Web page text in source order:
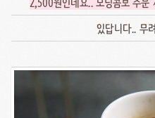
있답니다.. 무